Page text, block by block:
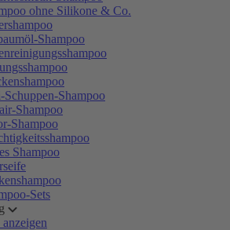
ohne Silikone & Co.
Shampoo
Schuppen-Shampoo
Shampoo
Shampoo
Shampoo
Sets